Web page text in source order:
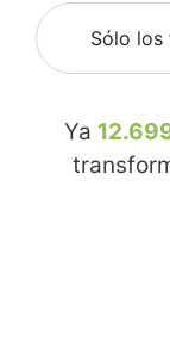
Sólo los
Ya